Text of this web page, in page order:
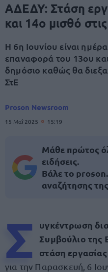
ΑΔΕΔΥ: Στάση
και 14ο μισθό
Η 6η Ιουνίου είναι
επαναφορά του 13ου
δημόσιο καθώς θα
ΣτΕ
Proson Newsroom
15 Μαΐ 2025 15:19
Μάθε πρώτος
ειδήσεις.
Βάλε το
αναζήτησης
Σ υγκέντρωση
Συμβούλιο της
στάση εργασίας
για την Παρασκευή, 6